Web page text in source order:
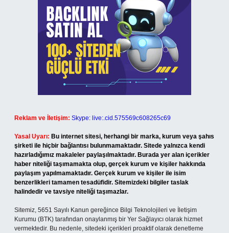
Reklam ve İletişim: Skype: live:.cid.575569c608265c69
Yasal Uyarı: Bu internet sitesi, herhangi bir marka, kurum veya şahıs
şirketi ile hiçbir bağlantısı bulunmamaktadır. Sitede yalnızca kendi
hazırladığımız makaleler paylaşılmaktadır. Burada yer alan içerikler
haber niteliği taşımamakta olup, gerçek kurum ve kişiler hakkında
paylaşım yapılmamaktadır. Gerçek kurum ve kişiler ile isim
benzerlikleri tamamen tesadüfidir. Sitemizdeki bilgiler taslak
halindedir ve tavsiye niteliği taşımazlar.
Sitemiz, 5651 Sayılı Kanun gereğince Bilgi Teknolojileri ve İletişim
Kurumu (BTK) tarafından onaylanmış bir Yer Sağlayıcı olarak hizmet
vermektedir. Bu nedenle, sitedeki içerikleri proaktif olarak denetleme